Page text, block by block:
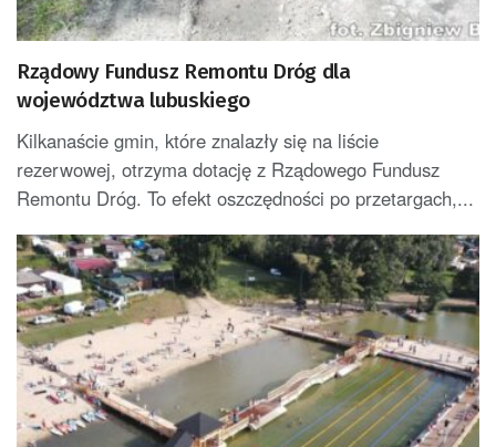
Rządowy Fundusz Remontu Dróg dla
województwa lubuskiego
Kilkanaście gmin, które znalazły się na liście
rezerwowej, otrzyma dotację z Rządowego Fundusz
Remontu Dróg. To efekt oszczędności po przetargach,...